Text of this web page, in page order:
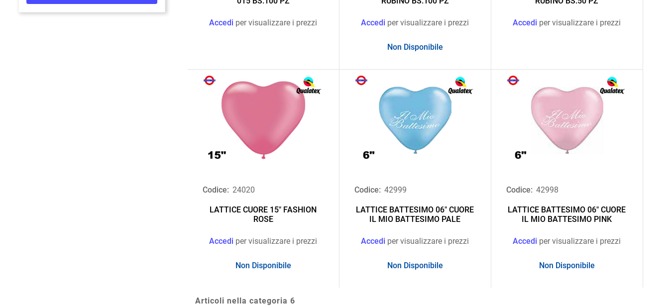
Accedi per visualizzare i prezzi Accedi per visualizzare i prezzi
Non Disponibile
Accedi per visualizzare i prezzi
Codice: 24020
LATTICE CUORE 15" FASHION
ROSE
Accedi per visualizzare i prezzi
Non Disponibile
Codice: 42999
LATTICE BATTESIMO 06" CUORE
IL MIO BATTESIMO PALE
Accedi per visualizzare i prezzi
Non Disponibile
Codice: 42998
LATTICE BATTESIMO 06" CUORE
IL MIO BATTESIMO PINK
Accedi per visualizzare i prezzi
Non Disponibile
Articoli nella categoria 6